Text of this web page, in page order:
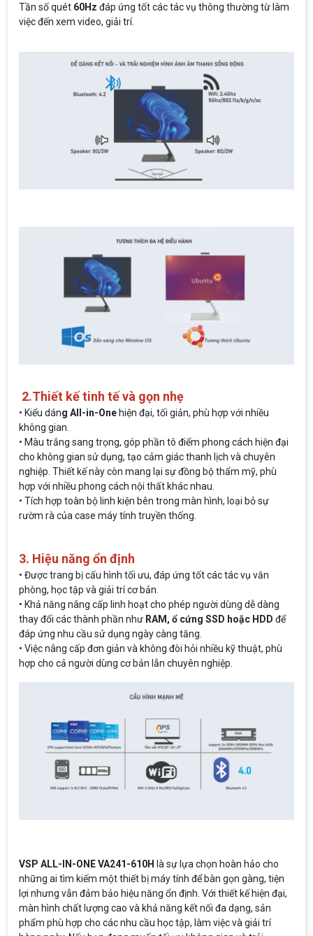
Tần số quét 60Hz đáp ứng tốt các tác vụ thông thường từ làm
việc đến xem video, giải trí.
2.Thiết kế tinh tế và gọn nhẹ
• Kiểu dáng All-in-Onehiện đại, tối giản, phù hợp với nhiều
không gian.
• Màu trắng sang trọng, góp phần tô điểm phong cách hiện đại
cho không gian sử dụng, tạo cảm giác thanh lịch và chuyên
nghiệp. Thiết kế này còn mang lại sự đồng bộ thẩm mỹ, phù
hợp với nhiều phong cách nội thất khác nhau.
• Tích hợp toàn bộ linh kiện bên trong màn hình, loại bỏ sự
rườm rà của case máy tính truyền thống.
3. Hiệu năng ổn định
• Được trang bị cấu hình tối ưu, đáp ứng tốt các tác vụ văn
phòng, học tập và giải trí cơ bản.
• Khả năng nâng cấp linh hoạt cho phép người dùng dễ dàng
thay đổi các thành phần như RAM, ổ cứng SSD hoặc HDD để
đáp ứng nhu cầu sử dụng ngày càng tăng.
• Việc nâng cấp đơn giản và không đòi hỏi nhiều kỹ thuật, phù
hợp cho cả người dùng cơ bản lẫn chuyên nghiệp.
VSP ALL-IN-ONE VA241-610H là sự lựa chọn hoàn hảo cho
những ai tìm kiếm một thiết bị máy tính để bàn gọn gàng, tiện
lợi nhưng vẫn đảm bảo hiệu năng ổn định. Với thiết kế hiện đại,
màn hình chất lượng cao và khả năng kết nối đa dạng, sản
phẩm phù hợp cho các nhu cầu học tập, làm việc và giải trí